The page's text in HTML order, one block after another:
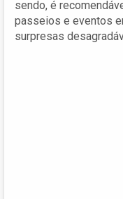
sendo, é
passeios e eventos
surpresas